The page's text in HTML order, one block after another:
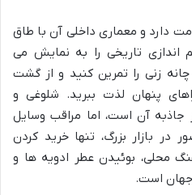
دارد و معماری داخلی آن با طاق
اندازی تاریخی را به نمایش می
چانه زنی را تمرین کنید و از گشت
پنهان لذت ببرید. شلوغی و
جاذبه آن است، اما مراقب وسایل
بازار بزرگ، تنها خرید کردن
محلی، بوئیدن عطر ادویه ها و
است.